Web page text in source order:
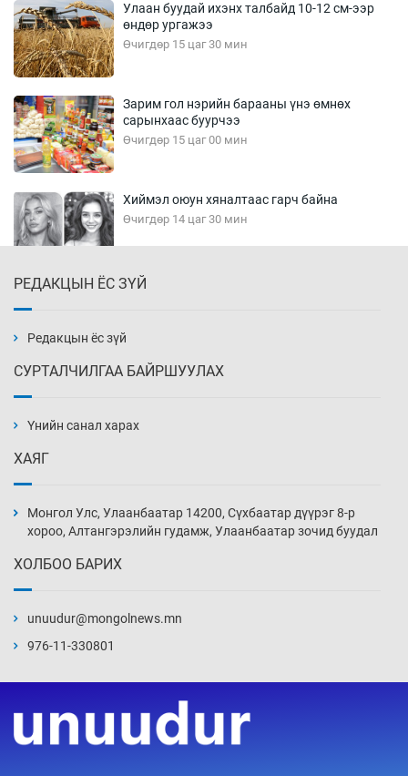
Улаан буудай ихэнх талбайд 10-12 см-ээр
өндөр ургажээ
Өчигдөр 15 цаг 30 мин
Зарим гол нэрийн барааны үнэ өмнөх
сарынхаас буурчээ
Өчигдөр 15 цаг 00 мин
Хиймэл оюун хяналтаас гарч байна
Өчигдөр 14 цаг 30 мин
Өчигдөр 14 цаг 00 мин
нэмэгджээ
Өчигдөр 13 цаг 30 мин
Өчигдөр 13 цаг 00 мин
Өчигдөр 12 цаг 30 мин
РЕДАКЦЫН ЁС ЗҮЙ
Редакцын ёс зүй
СУРТАЛЧИЛГАА БАЙРШУУЛАХ
Үнийн санал харах
ХАЯГ
Монгол Улс, Улаанбаатар 14200, Сүхбаатар дүүрэг 8-р
хороо, Алтангэрэлийн гудамж, Улаанбаатар зочид буудал
ХОЛБОО БАРИХ
unuudur@mongolnews.mn
976-11-330801